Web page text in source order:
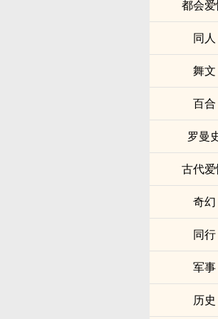
都会
同人
舞文
百合
罗曼
古代
奇幻
同行
军事
历史